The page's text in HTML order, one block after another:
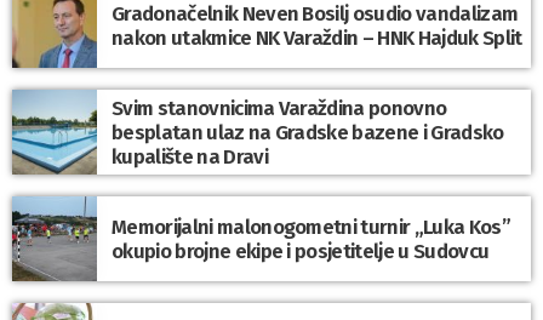
Gradonačelnik Neven Bosilj osudio vandalizam
nakon utakmice NK Varaždin – HNK Hajduk Split
Svim stanovnicima Varaždina ponovno
besplatan ulaz na Gradske bazene i Gradsko
kupalište na Dravi
Memorijalni malonogometni turnir „Luka Kos”
okupio brojne ekipe i posjetitelje u Sudovcu